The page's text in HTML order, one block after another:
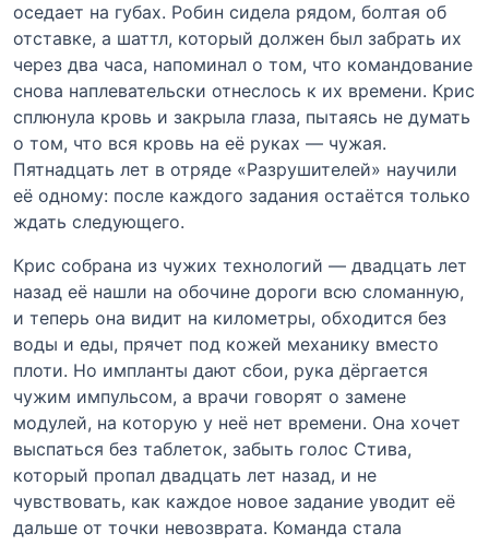
оседает на губах. Робин сидела рядом, болтая об
отставке, а шаттл, который должен был забрать их
через два часа, напоминал о том, что командование
снова наплевательски отнеслось к их времени. Крис
сплюнула кровь и закрыла глаза, пытаясь не думать
о том, что вся кровь на её руках — чужая.
Пятнадцать лет в отряде «Разрушителей» научили
её одному: после каждого задания остаётся только
ждать следующего.
Крис собрана из чужих технологий — двадцать лет
назад её нашли на обочине дороги всю сломанную,
и теперь она видит на километры, обходится без
воды и еды, прячет под кожей механику вместо
плоти. Но импланты дают сбои, рука дёргается
чужим импульсом, а врачи говорят о замене
модулей, на которую у неё нет времени. Она хочет
выспаться без таблеток, забыть голос Стива,
который пропал двадцать лет назад, и не
чувствовать, как каждое новое задание уводит её
дальше от точки невозврата. Команда стала